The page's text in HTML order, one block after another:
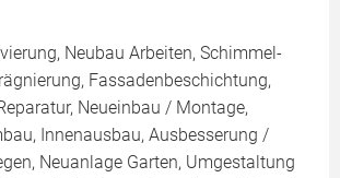
Neubau Arbeiten, Schimmel-
Fassadenbeschichtung,
Neueinbau / Montage,
Innenausbau, Ausbesserung /
Neuanlage Garten, Umgestaltung